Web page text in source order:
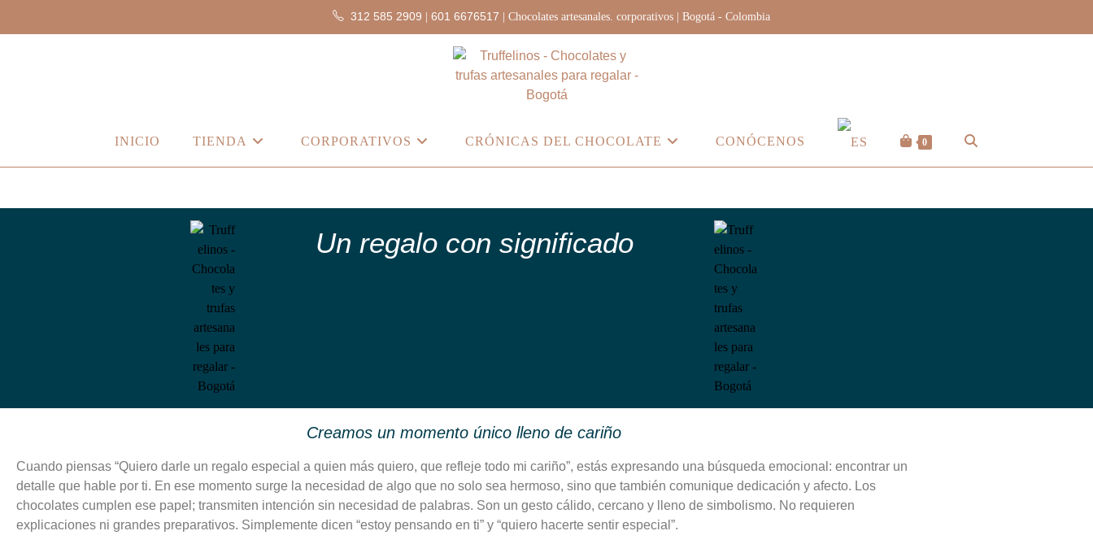
312 585 2909 601 6676517 | Chocolates artesanales. corporativos | Bogotá - Colombia
INICIO TIENDA CORPORATIVOS CRÓNICAS DEL CHOCOLATE CONÓCENOS 0
Un regalo con significado
Creamos un momento único lleno de cariño
Cuando piensas “Quiero darle un regalo especial a quien más quiero, que refleje todo mi cariño”, estás expresando una búsqueda emocional: encontrar un
detalle que hable por ti. En ese momento surge la necesidad de algo que no solo sea hermoso, sino que también comunique dedicación y afecto. Los
chocolates cumplen ese papel; transmiten intención sin necesidad de palabras. Son un gesto cálido, cercano y lleno de simbolismo. No requieren
explicaciones ni grandes preparativos. Simplemente dicen “estoy pensando en ti” y “quiero hacerte sentir especial”.